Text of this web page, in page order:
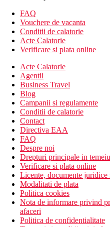
Alte tipuri de camere
facilitatile de mai sus)
Camera dubla,
Camera dubla,
Camera dubla,
Camera de familie,
spatioasa
Descrierea hotelului
hol de intrare cu
restaurantul principal
3 restaurante cu
rezervare)
bar
bar de zi
Wi-Fi in hol (gratuit)
magazine
sala de conferinta
2 piscine – dintre
umbrele gratuite)
piscina pentru copii
loc de joaca
mini club
FAQ
Vouchere de vacanta
Conditii de calatorie
Acte Calatorie
Verificare si plata online
Acte Calatorie
Agentii
Business Travel
Blog
Campanii si regulamente
Conditii de calatorie
Contact
Directiva EAA
FAQ
Despre noi
Drepturi principale in
Verificare si plata online
Licente, documente
Modalitati de plata
Politica cookies
Nota de informare privind
afaceri
Politica de confidentialitate